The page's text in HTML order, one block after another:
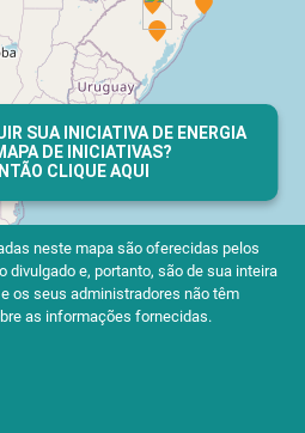
SUA INICIATIVA DE ENERGIA
DE INICIATIVAS?
CLIQUE AQUI
neste mapa são oferecidas pelos
divulgado e, portanto, são de sua inteira
os seus administradores não têm
as informações fornecidas.